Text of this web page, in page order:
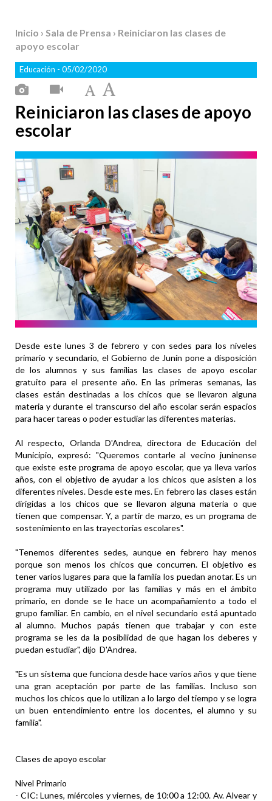
Inicio › Sala de Prensa › Reiniciaron las clases de
apoyo escolar
Educación - 05/02/2020
Reiniciaron las clases de apoyo
escolar
Desde este lunes 3 de febrero y con sedes para los niveles
primario y secundario, el Gobierno de Junín pone a disposición
de los alumnos y sus familias las clases de apoyo escolar
gratuito para el presente año. En las primeras semanas, las
clases están destinadas a los chicos que se llevaron alguna
materia y durante el transcurso del año escolar serán espacios
para hacer tareas o poder estudiar las diferentes materias.
Al respecto, Orlanda D'Andrea, directora de Educación del
Municipio, expresó: "Queremos contarle al vecino juninense
que existe este programa de apoyo escolar, que ya lleva varios
años, con el objetivo de ayudar a los chicos que asisten a los
diferentes niveles. Desde este mes. En febrero las clases están
dirigidas a los chicos que se llevaron alguna materia o que
tienen que compensar. Y, a partir de marzo, es un programa de
sostenimiento en las trayectorias escolares".
"Tenemos diferentes sedes, aunque en febrero hay menos
porque son menos los chicos que concurren. El objetivo es
tener varios lugares para que la familia los puedan anotar. Es un
programa muy utilizado por las familias y más en el ámbito
primario, en donde se le hace un acompañamiento a todo el
grupo familiar. En cambio, en el nivel secundario está apuntado
al alumno. Muchos papás tienen que trabajar y con este
programa se les da la posibilidad de que hagan los deberes y
puedan estudiar", dijo D'Andrea.
"Es un sistema que funciona desde hace varios años y que tiene
una gran aceptación por parte de las familias. Incluso son
muchos los chicos que lo utilizan a lo largo del tiempo y se logra
un buen entendimiento entre los docentes, el alumno y su
familia".
Clases de apoyo escolar
Nivel Primario
- CIC: Lunes, miércoles y viernes, de 10:00 a 12:00. Av. Alvear y